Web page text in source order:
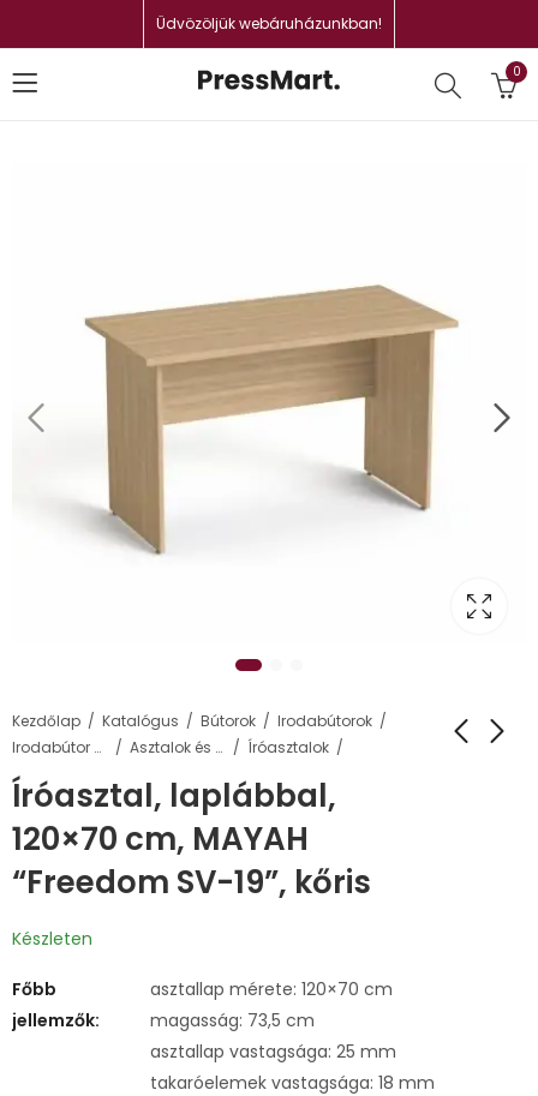
Üdvözöljük webáruházunkban!
0
Kezdőlap Katalógus Bútorok
Irodabútorok
Irodabútor család
Asztalok és elemei Íróasztalok
Íróasztal, laplábbal,
120×70 cm, MAYAH
“Freedom SV-19”, kőris
Készleten
Főbb
jellemzők:
asztallap mérete: 120×70 cm
magasság: 73,5 cm
asztallap vastagsága: 25 mm
takaróelemek vastagsága: 18 mm